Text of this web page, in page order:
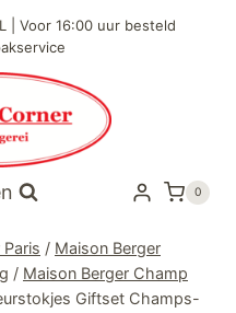
| Voor 16:00 uur besteld
0
/ Maison Berger
/ Maison Berger Champ
Giftset Champs-